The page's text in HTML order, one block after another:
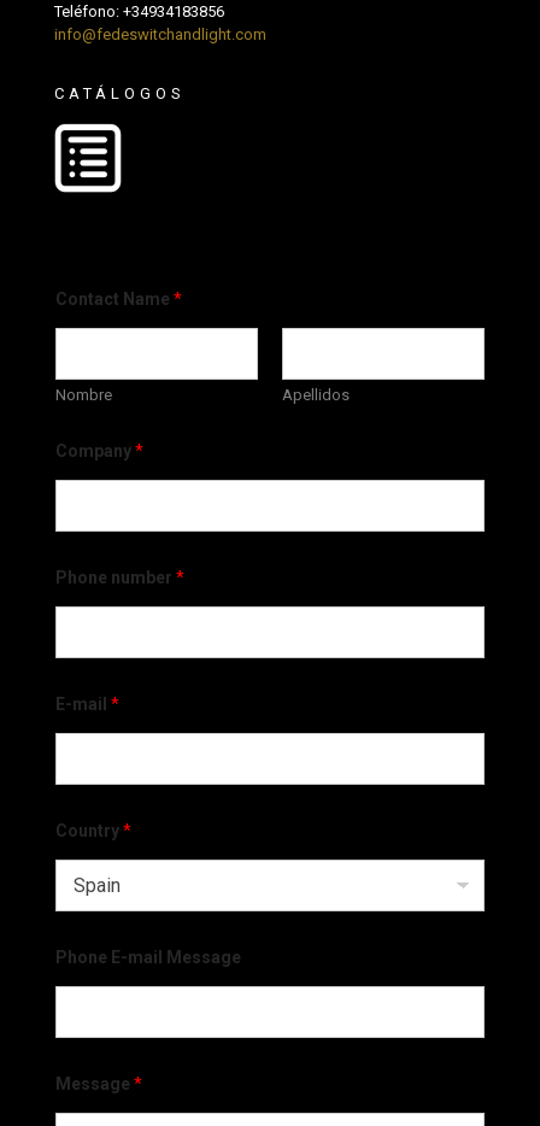
Teléfono: +34934183856
info@fedeswitchandlight.com
CATÁLOGOS
Contact Name *
Nombre Apellidos
Company*
Phone number *
E-mail *
Country*
Phone E-mail Message
Message *